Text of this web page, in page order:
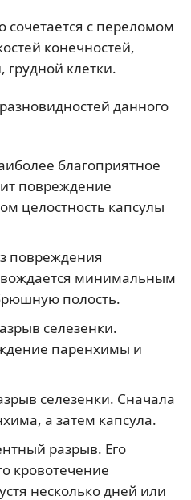
сочетается с переломом
конечностей,
клетки.
данного
благоприятное
повреждение
целостность капсулы
повреждения
минимальным
полость.
селезенки.
паренхимы и
селезенки. Сначала
а затем капсула.
разрыв. Его
кровотечение
несколько дней или